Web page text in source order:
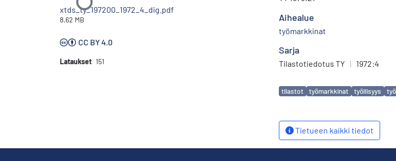
xtds_ty_197200_1972_4_dig.pdf
8.62 MB
CC BY 4.0
Lataukset 151
Aihealue
työmarkkinat
Sarja
Tilastotiedotus TY | 1972:4
Avainsanat
tilastot työmarkkinat työllisyys
Tietueen kaikki tiedot